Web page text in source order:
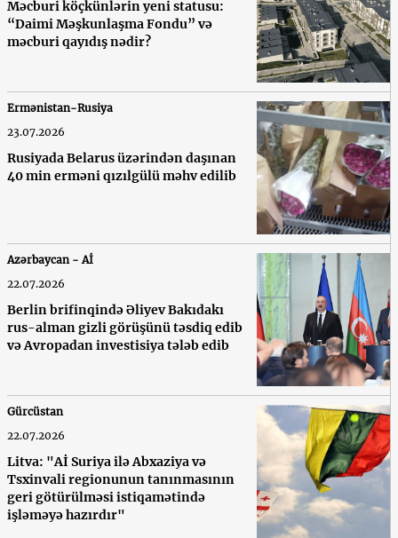
Məcburi köçkünlərin yeni statusu:
“Daimi Məşkunlaşma Fondu” və
məcburi qayıdış nədir?
Ermənistan-Rusiya
23.07.2026
Rusiyada Belarus üzərindən daşınan
40 min erməni qızılgülü məhv edilib
Azərbaycan - Aİ
22.07.2026
Berlin brifinqində Əliyev Bakıdakı
rus-alman gizli görüşünü təsdiq edib
və Avropadan investisiya tələb edib
Gürcüstan
22.07.2026
Litva: "Aİ Suriya ilə Abxaziya və
Tsxinvali regionunun tanınmasının
geri götürülməsi istiqamətində
işləməyə hazırdır"